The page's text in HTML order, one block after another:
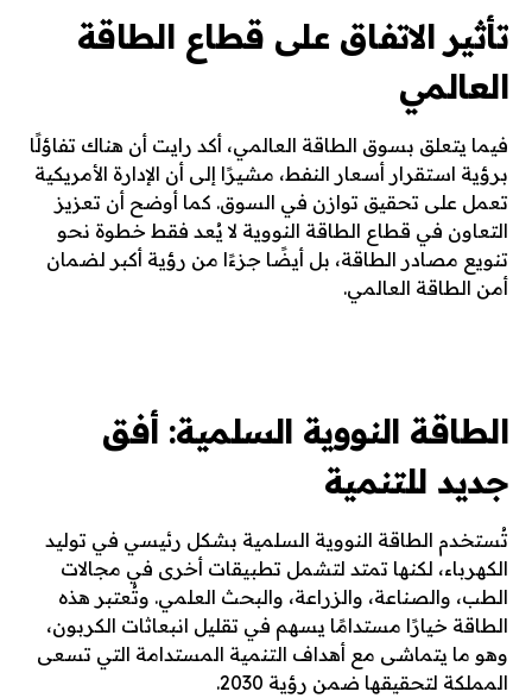
تأثير الاتفاق على قطاع الطاقة
العالمي
فيما يتعلق بسوق الطاقة العالمي، أكد رايت أن هناك تفاؤلًا
برؤية استقرار أسعار النفط، مشيرًا إلى أن الإدارة الأمريكية
تعمل على تحقيق توازن في السوق. كما أوضح أن تعزيز
التعاون في قطاع الطاقة النووية لا يُعد فقط خطوة نحو
تنويع مصادر الطاقة، بل أيضًا جزءًا من رؤية أكبر لضمان
أمن الطاقة العالمي.
الطاقة النووية السلمية: أفق
جديد للتنمية
تُستخدم الطاقة النووية السلمية بشكل رئيسي في توليد
الكهرباء، لكنها تمتد لتشمل تطبيقات أخرى في مجالات
الطب، والصناعة، والزراعة، والبحث العلمي. وتُعتبر هذه
الطاقة خيارًا مستدامًا يسهم في تقليل انبعاثات الكربون،
وهو ما يتماشى مع أهداف التنمية المستدامة التي تسعى
المملكة لتحقيقها ضمن رؤية 2030.